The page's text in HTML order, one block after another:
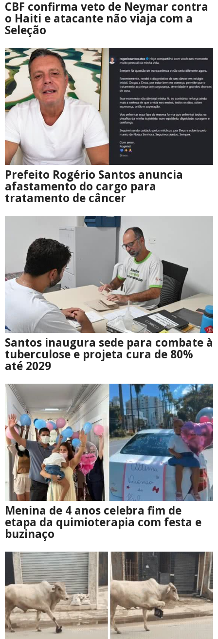
CBF confirma veto de Neymar contra
o Haiti e atacante não viaja com a
Seleção
Prefeito Rogério Santos anuncia
afastamento do cargo para
tratamento de câncer
Santos inaugura sede para combate à
tuberculose e projeta cura de 80%
até 2029
Menina de 4 anos celebra fim de
etapa da quimioterapia com festa e
buzinaço